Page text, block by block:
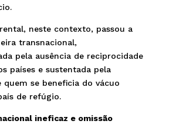
neste contexto, passou a
transnacional,
pela ausência de reciprocidade
países e sustentada pela
quem se beneficia do vácuo
de refúgio.
ineficaz e omissão